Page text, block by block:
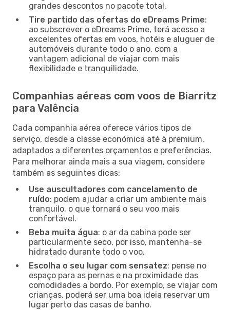
grandes descontos no pacote total.
Tire partido das ofertas do eDreams Prime:
ao subscrever o eDreams Prime, terá acesso a
excelentes ofertas em voos, hotéis e aluguer de
automóveis durante todo o ano, com a
vantagem adicional de viajar com mais
flexibilidade e tranquilidade.
Companhias aéreas com voos de Biarritz
para Valência
Cada companhia aérea oferece vários tipos de
serviço, desde a classe económica até à premium,
adaptados a diferentes orçamentos e preferências.
Para melhorar ainda mais a sua viagem, considere
também as seguintes dicas:
Use auscultadores com cancelamento de
ruído: podem ajudar a criar um ambiente mais
tranquilo, o que tornará o seu voo mais
confortável.
Beba muita água: o ar da cabina pode ser
particularmente seco, por isso, mantenha-se
hidratado durante todo o voo.
Escolha o seu lugar com sensatez: pense no
espaço para as pernas e na proximidade das
comodidades a bordo. Por exemplo, se viajar com
crianças, poderá ser uma boa ideia reservar um
lugar perto das casas de banho.